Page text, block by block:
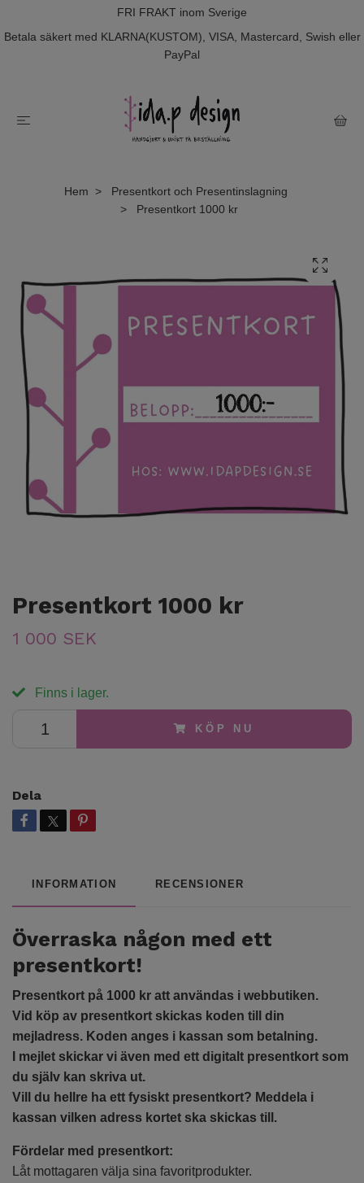
FRI FRAKT inom Sverige
Betala säkert med KLARNA(KUSTOM), VISA, Mastercard, Swish eller
PayPal
Hem
Presentkort och Presentinslagning
Presentkort 1000 kr
Presentkort 1000 kr
1 000 SEK
Finns i lager.
KÖP NU
Dela
INFORMATION RECENSIONER
Överraska någon med ett
presentkort!
Presentkort på 1000 kr att användas i webbutiken.
Vid köp av presentkort skickas koden till din
mejladress. Koden anges i kassan som betalning.
I mejlet skickar vi även med ett digitalt presentkort som
du själv kan skriva ut.
Vill du hellre ha ett fysiskt presentkort? Meddela i
kassan vilken adress kortet ska skickas till.
Fördelar med presentkort:
Låt mottagaren välja sina favoritprodukter.